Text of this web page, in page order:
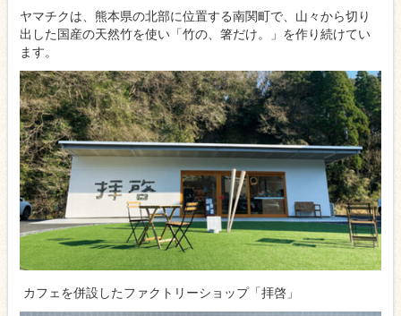
ヤマチクは、熊本県の北部に位置する南関町で、山々から切り
出した国産の天然竹を使い「竹の、箸だけ。」を作り続けてい
ます。
カフェを併設したファクトリーショップ「拝啓」